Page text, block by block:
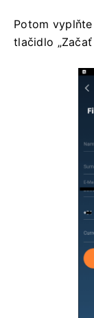
Potom
tlačidlo